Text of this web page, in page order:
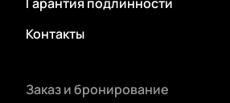
Контакты
Заказ и бронирование